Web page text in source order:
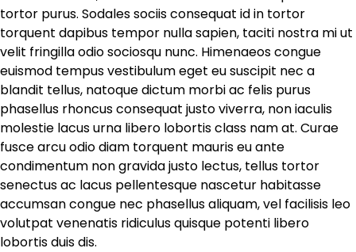
tortor purus. Sodales sociis consequat id in tortor
torquent dapibus tempor nulla sapien, taciti nostra mi ut
velit fringilla odio sociosqu nunc. Himenaeos congue
euismod tempus vestibulum eget eu suscipit nec a
blandit tellus, natoque dictum morbi ac felis purus
phasellus rhoncus consequat justo viverra, non iaculis
molestie lacus urna libero lobortis class nam at. Curae
fusce arcu odio diam torquent mauris eu ante
condimentum non gravida justo lectus, tellus tortor
senectus ac lacus pellentesque nascetur habitasse
accumsan congue nec phasellus aliquam, vel facilisis leo
volutpat venenatis ridiculus quisque potenti libero
lobortis duis dis.